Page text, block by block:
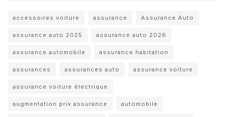
accessoires voiture assurance Assurance Auto
assurance auto 2025 assurance auto 2026
assurance automobile assurance habitation
assurances assurances auto assurance voiture
assurance voiture électrique
augmentation prix assurance automobile